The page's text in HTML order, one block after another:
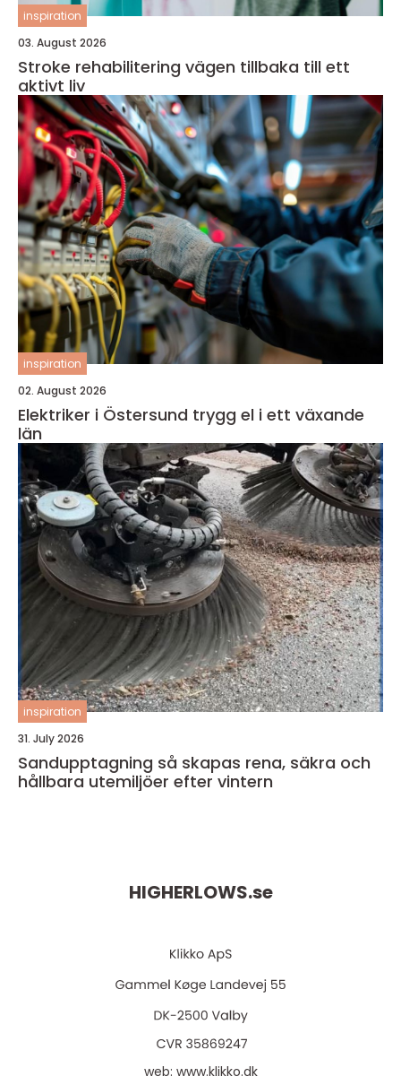
inspiration
03. August 2026
Stroke rehabilitering vägen tillbaka till ett
aktivt liv
inspiration
02. August 2026
Elektriker i Östersund trygg el i ett växande
län
inspiration
31. July 2026
Sandupptagning så skapas rena, säkra och
hållbara utemiljöer efter vintern
HIGHERLOWS.se
web: www.klikko.dk